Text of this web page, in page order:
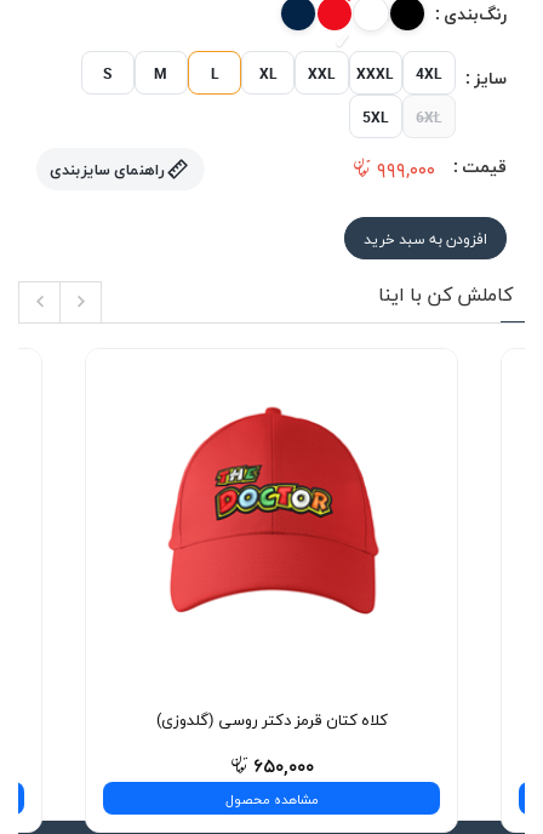
رنگ‌بندی :
سایز : S M L XL XXL XXXL 4XL
5XL 6XL
قیمت : ۹۹۹,۰۰۰ راهنمای سایزبندی
افزودن به سبد خرید
کاملش کن با اینا
کلاه کتان قرمز دکتر روسی (گلدوزی)
۶۵۰,۰۰۰
مشاهده محصول